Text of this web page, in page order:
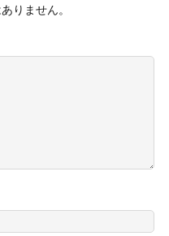
りません。